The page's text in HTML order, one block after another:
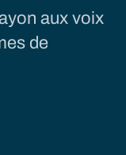
aux voix
de